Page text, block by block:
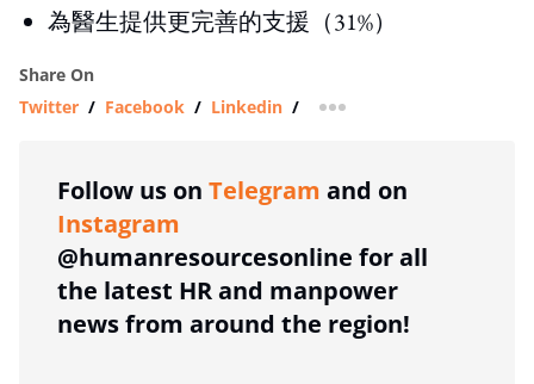
為醫生提供更完善的支援（31%）
Share On
Twitter / Facebook / Linkedin / more sharing option
Follow us on Telegram and on
Instagram
@humanresourcesonline for all
the latest HR and manpower
news from around the region!